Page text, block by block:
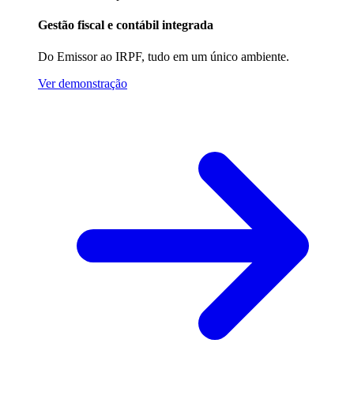
Gestão fiscal e contábil integrada
Do Emissor ao IRPF, tudo em um único ambiente.
Ver demonstração